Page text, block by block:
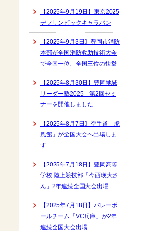
【2025年9月19日】東京2025
デフリンピックキャラバン
【2025年9月3日】豊岡市消防
本部が全国消防救助技術大会
で全国一位、全国三位の快挙
【2025年8月30日】豊岡地域
リーダー塾2025 第2回セミ
ナーを開催しました
【2025年8月7日】空手道「虎
風館」が全国大会へ出場しま
す
【2025年7月18日】豊岡高等
学校 陸上競技部「今西瑛大さ
ん」2年連続全国大会出場
【2025年7月18日】バレーボ
ールチーム「VC兵庫」が2年
連続全国大会出場